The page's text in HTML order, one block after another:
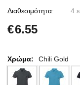
Διαθεσιμότητα: 4
€6.55
Χρώμα: Chili Gold